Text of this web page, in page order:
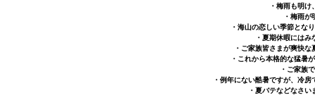
・梅雨も明
・梅雨
・海山の恋しい季節とな
・夏期休暇には
・ご家族皆さまが爽快
・これから本格的な猛暑
・ご家族
・例年にない酷暑ですが、冷
・夏バテなどなさ